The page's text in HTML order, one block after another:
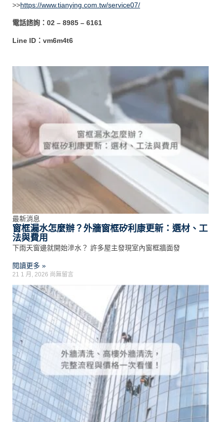
>>https://www.tianying.com.tw/service07/
電話諮詢：02 – 8985 – 6161
Line ID：vm6m4t6
最新消息
窗框漏水怎麼辦？外牆窗框矽利康更新：選材、工
法與費用
下雨天窗邊就開始滲水？ 許多屋主發現室內窗框牆面發
閱讀更多 »
21 1 月, 2026 尚無留言